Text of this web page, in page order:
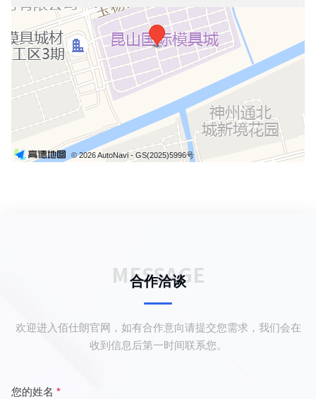
© 2026 AutoNavi- GS(2025)5996号
MESSAGE
合作洽谈
欢迎进入佰仕朗官网，如有合作意向请提交您需求，我们会在
收到信息后第一时间联系您。
您的姓名 *